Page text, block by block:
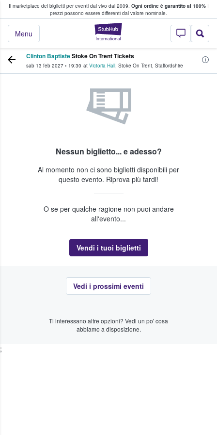
Il marketplace dei biglietti per eventi dal vivo dal 2009. Ogni ordine è garantito al 100%I
prezzi possono essere differenti dal valore nominale.
StubHub - Dove
Menu
fan comprano e vendono biglietti
Clinton BaptisteStoke On Trent Tickets
sab 13 feb 2027 • 19:30 at Victoria Hall, Stoke On Trent, Staffordshire
Nessun biglietto... e adesso?
Al momento non ci sono biglietti disponibili per
questo evento. Riprova più tardi!
O se per qualche ragione non puoi andare
all'evento...
Vendi i tuoi biglietti
Vedi i prossimi eventi
Ti interessano altre opzioni? Vedi un po' cosa
abbiamo a disposizione.
;